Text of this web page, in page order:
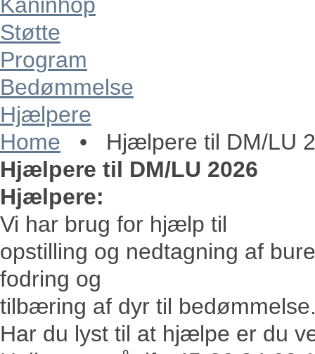
Støtte
Program
Bedømmelse
Hjælpere
Home • Hjælpere til DM/LU
Hjælpere til DM/LU 2026
Hjælpere:
Vi har brug for hjælp til
opstilling og nedtagning af
fodring og
tilbæring af dyr til
Har du lyst til at hjælpe er du